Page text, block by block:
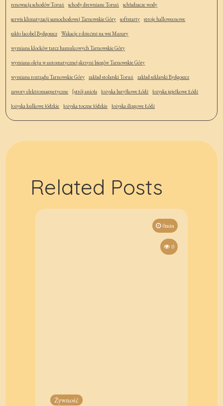
renowacja schodów Toruń schody drewniane Toruń schładzacze wody
serwis klimatyzacji samochodowej Tarnowskie Góry softstarty stroje halloweenowe
szkło lacobel Bydgoszcz Wakacje z dziećmi na wsi Mazury
wymiana klocków tarcz hamulcowych Tarnowskie Góry
wymiana oleju w automatycznej skrzyni biegów Tarnowskie Góry
wymiana rozrządu Tarnowskie Góry zakład stolarski Toruń zakład szklarski Bydgoszcz
zawory elektromagnetyczne {strój anioła łożyska baryłkowe Łódź łożyska igiełkowe Łódź
łożyska kulkowe łódzkie łożyska toczne łódzkie łożyska ślizgowe Łódź
Related Posts
0min
0
Żywność